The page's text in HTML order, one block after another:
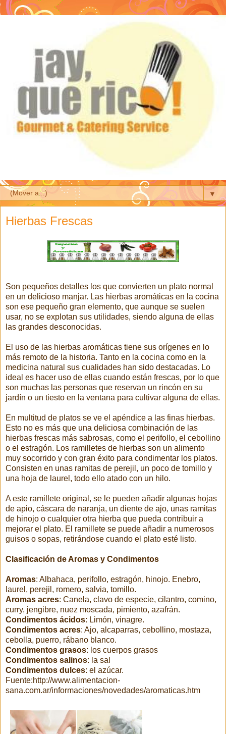
▼
Hierbas Frescas
Son pequeños detalles los que convierten un plato normal
en un delicioso manjar. Las hierbas aromáticas en la cocina
son ese pequeño gran elemento, que aunque se suelen
usar, no se explotan sus utilidades, siendo alguna de ellas
las grandes desconocidas.
El uso de las hierbas aromáticas tiene sus orígenes en lo
más remoto de la historia. Tanto en la cocina como en la
medicina natural sus cualidades han sido destacadas. Lo
ideal es hacer uso de ellas cuando están frescas, por lo que
son muchas las personas que reservan un rincón en su
jardín o un tiesto en la ventana para cultivar alguna de ellas.
En multitud de platos se ve el apéndice a las finas hierbas.
Esto no es más que una deliciosa combinación de las
hierbas frescas más sabrosas, como el perifollo, el cebollino
o el estragón. Los ramilletes de hierbas son un alimento
muy socorrido y con gran éxito para condimentar los platos.
Consisten en unas ramitas de perejil, un poco de tomillo y
una hoja de laurel, todo ello atado con un hilo.
A este ramillete original, se le pueden añadir algunas hojas
de apio, cáscara de naranja, un diente de ajo, unas ramitas
de hinojo o cualquier otra hierba que pueda contribuir a
mejorar el plato. El ramillete se puede añadir a numerosos
guisos o sopas, retirándose cuando el plato esté listo.
Clasificación de Aromas y Condimentos
Aromas: Albahaca, perifollo, estragón, hinojo. Enebro,
laurel, perejil, romero, salvia, tomillo.
Aromas acres: Canela, clavo de especie, cilantro, comino,
curry, jengibre, nuez moscada, pimiento, azafrán.
Condimentos ácidos: Limón, vinagre.
Condimentos acres: Ajo, alcaparras, cebollino, mostaza,
cebolla, puerro, rábano blanco.
Condimentos grasos: los cuerpos grasos
Condimentos salinos: la sal
Condimentos dulces: el azúcar.
Fuente:http://www.alimentacion-
sana.com.ar/informaciones/novedades/aromaticas.htm